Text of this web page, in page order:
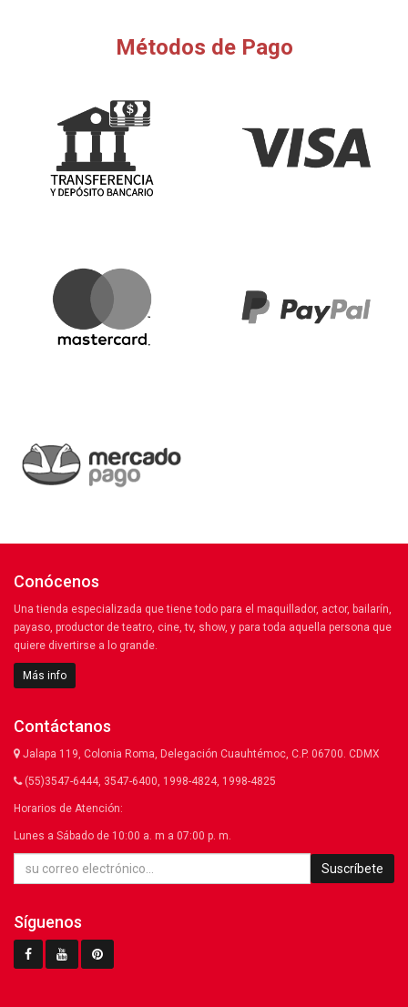
Métodos de Pago
Conócenos
Una tienda especializada que tiene todo para el maquillador, actor, bailarín,
payaso, productor de teatro, cine, tv, show, y para toda aquella persona que
quiere divertirse a lo grande.
Más info
Contáctanos
Jalapa 119, Colonia Roma, Delegación Cuauhtémoc, C.P. 06700. CDMX
(55)3547-6444, 3547-6400, 1998-4824, 1998-4825
Horarios de Atención:
Lunes a Sábado de 10:00 a. m a 07:00 p. m.
Suscríbete
Síguenos